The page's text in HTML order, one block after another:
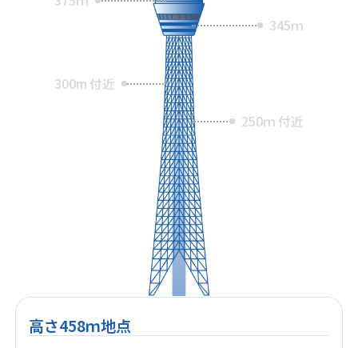
345ｍ
300m 付近
250ｍ 付近
高さ458ｍ地点